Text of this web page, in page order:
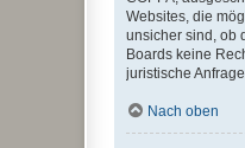
Websites, die
unsicher sind, ob
Boards keine
juristische
Nach oben